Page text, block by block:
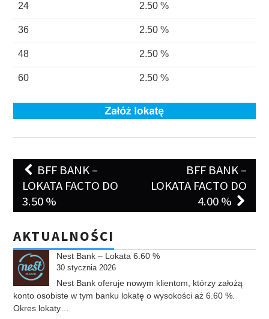
24 2.50 %
36 2.50 %
48 2.50 %
60 2.50 %
Post
navigation
BFF BANK –
LOKATA FACTO DO
3.50 %
BFF BANK –
LOKATA FACTO DO
4.00 %
AKTUALNOŚCI
Nest Bank – Lokata 6.60 %
30 stycznia 2026
Nest Bank oferuje nowym klientom, którzy założą
konto osobiste w tym banku lokatę o wysokości aż 6.60 %.
Okres lokaty…